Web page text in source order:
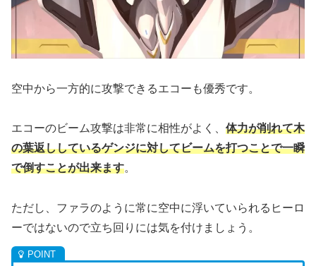
空中から一方的に攻撃できるエコーも優秀です。
エコーのビーム攻撃は非常に相性がよく、 体力が削れて木
の葉返ししているゲンジに対してビームを打つことで一瞬
で倒すことが出来ます。
ただし、ファラのように常に空中に浮いていられるヒーロ
ーではないので立ち回りには気を付けましょう。